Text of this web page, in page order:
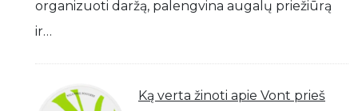
organizuoti daržą, palengvina augalų priežiūrą
ir…
Ką verta žinoti apie Vont prieš